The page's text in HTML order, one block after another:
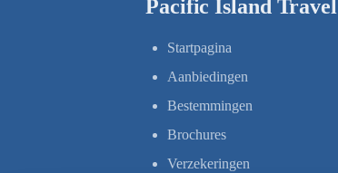
Pacific Island Travel
Startpagina
Aanbiedingen
Bestemmingen
Brochures
Verzekeringen